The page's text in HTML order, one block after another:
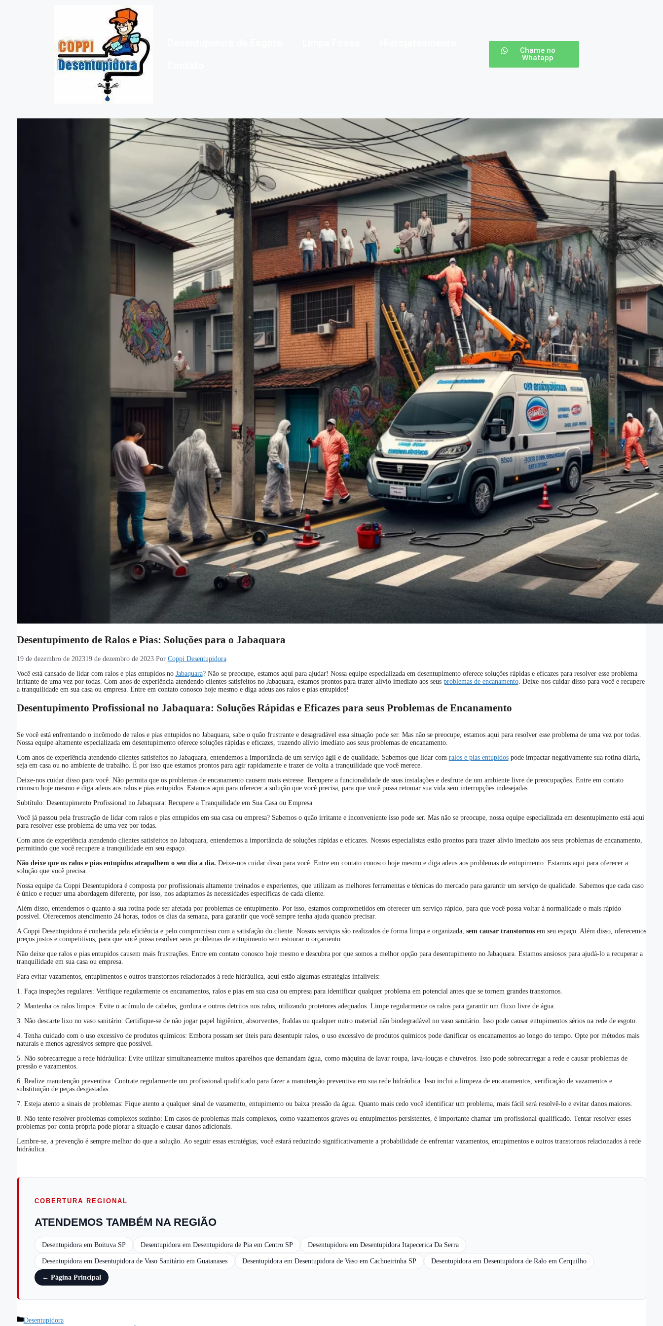
Chame no
Whatapp
Desentupimento de Ralos e Pias: Soluções para o Jabaquara
19 de dezembro de 202319 de dezembro de 2023 Por Coppi Desentupidora
Você está cansado de lidar com ralos e pias entupidos no Jabaquara? Não se preocupe, estamos aqui para ajudar! Nossa equipe especializada em desentupimento oferece soluções rápidas e eficazes para resolver esse problema
irritante de uma vez por todas. Com anos de experiência atendendo clientes satisfeitos no Jabaquara, estamos prontos para trazer alívio imediato aos seus problemas de encanamento. Deixe-nos cuidar disso para você e recupere
a tranquilidade em sua casa ou empresa. Entre em contato conosco hoje mesmo e diga adeus aos ralos e pias entupidos!
Desentupimento Profissional no Jabaquara: Soluções Rápidas e Eficazes para seus Problemas de Encanamento
Se você está enfrentando o incômodo de ralos e pias entupidos no Jabaquara, sabe o quão frustrante e desagradável essa situação pode ser. Mas não se preocupe, estamos aqui para resolver esse problema de uma vez por todas.
Nossa equipe altamente especializada em desentupimento oferece soluções rápidas e eficazes, trazendo alívio imediato aos seus problemas de encanamento.
Com anos de experiência atendendo clientes satisfeitos no Jabaquara, entendemos a importância de um serviço ágil e de qualidade. Sabemos que lidar com ralos e pias entupidospode impactar negativamente sua rotina diária,
seja em casa ou no ambiente de trabalho. É por isso que estamos prontos para agir rapidamente e trazer de volta a tranquilidade que você merece.
Deixe-nos cuidar disso para você. Não permita que os problemas de encanamento causem mais estresse. Recupere a funcionalidade de suas instalações e desfrute de um ambiente livre de preocupações. Entre em contato
conosco hoje mesmo e diga adeus aos ralos e pias entupidos. Estamos aqui para oferecer a solução que você precisa, para que você possa retomar sua vida sem interrupções indesejadas.
Subtítulo: Desentupimento Profissional no Jabaquara: Recupere a Tranquilidade em Sua Casa ou Empresa
Você já passou pela frustração de lidar com ralos e pias entupidos em sua casa ou empresa? Sabemos o quão irritante e inconveniente isso pode ser. Mas não se preocupe, nossa equipe especializada em desentupimento está aqui
para resolver esse problema de uma vez por todas.
Com anos de experiência atendendo clientes satisfeitos no Jabaquara, entendemos a importância de soluções rápidas e eficazes. Nossos especialistas estão prontos para trazer alívio imediato aos seus problemas de encanamento,
permitindo que você recupere a tranquilidade em seu espaço.
Não deixe que os ralos e pias entupidos atrapalhem o seu dia a dia. Deixe-nos cuidar disso para você. Entre em contato conosco hoje mesmo e diga adeus aos problemas de entupimento. Estamos aqui para oferecer a
solução que você precisa.
Nossa equipe da Coppi Desentupidora é composta por profissionais altamente treinados e experientes, que utilizam as melhores ferramentas e técnicas do mercado para garantir um serviço de qualidade. Sabemos que cada caso
é único e requer uma abordagem diferente, por isso, nos adaptamos às necessidades específicas de cada cliente.
Além disso, entendemos o quanto a sua rotina pode ser afetada por problemas de entupimento. Por isso, estamos comprometidos em oferecer um serviço rápido, para que você possa voltar à normalidade o mais rápido
possível. Oferecemos atendimento 24 horas, todos os dias da semana, para garantir que você sempre tenha ajuda quando precisar.
A Coppi Desentupidora é conhecida pela eficiência e pelo compromisso com a satisfação do cliente. Nossos serviços são realizados de forma limpa e organizada, sem causar transtornosem seu espaço. Além disso, oferecemos
preços justos e competitivos, para que você possa resolver seus problemas de entupimento sem estourar o orçamento.
Não deixe que ralos e pias entupidos causem mais frustrações. Entre em contato conosco hoje mesmo e descubra por que somos a melhor opção para desentupimento no Jabaquara. Estamos ansiosos para ajudá-lo a recuperar a
tranquilidade em sua casa ou empresa.
Para evitar vazamentos, entupimentos e outros transtornos relacionados à rede hidráulica, aqui estão algumas estratégias infalíveis:
1. Faça inspeções regulares: Verifique regularmente os encanamentos, ralos e pias em sua casa ou empresa para identificar qualquer problema em potencial antes que se tornem grandes transtornos.
2. Mantenha os ralos limpos: Evite o acúmulo de cabelos, gordura e outros detritos nos ralos, utilizando protetores adequados. Limpe regularmente os ralos para garantir um fluxo livre de água.
3. Não descarte lixo no vaso sanitário: Certifique-se de não jogar papel higiênico, absorventes, fraldas ou qualquer outro material não biodegradável no vaso sanitário. Isso pode causar entupimentos sérios na rede de esgoto.
4. Tenha cuidado com o uso excessivo de produtos químicos: Embora possam ser úteis para desentupir ralos, o uso excessivo de produtos químicos pode danificar os encanamentos ao longo do tempo. Opte por métodos mais
naturais e menos agressivos sempre que possível.
5. Não sobrecarregue a rede hidráulica: Evite utilizar simultaneamente muitos aparelhos que demandam água, como máquina de lavar roupa, lava-louças e chuveiros. Isso pode sobrecarregar a rede e causar problemas de
pressão e vazamentos.
6. Realize manutenção preventiva: Contrate regularmente um profissional qualificado para fazer a manutenção preventiva em sua rede hidráulica. Isso inclui a limpeza de encanamentos, verificação de vazamentos e
substituição de peças desgastadas.
7. Esteja atento a sinais de problemas: Fique atento a qualquer sinal de vazamento, entupimento ou baixa pressão da água. Quanto mais cedo você identificar um problema, mais fácil será resolvê-lo e evitar danos maiores.
8. Não tente resolver problemas complexos sozinho: Em casos de problemas mais complexos, como vazamentos graves ou entupimentos persistentes, é importante chamar um profissional qualificado. Tentar resolver esses
problemas por conta própria pode piorar a situação e causar danos adicionais.
Lembre-se, a prevenção é sempre melhor do que a solução. Ao seguir essas estratégias, você estará reduzindo significativamente a probabilidade de enfrentar vazamentos, entupimentos e outros transtornos relacionados à rede
hidráulica.
COBERTURA REGIONAL
ATENDEMOS TAMBÉM NA REGIÃO
Desentupidora em Boituva SP Desentupidora em Desentupidora de Pia em Centro SP Desentupidora em Desentupidora Itapecerica Da Serra
Desentupidora em Desentupidora de Vaso Sanitário em Guaianases Desentupidora em Desentupidora de Vaso em Cachoeirinha SP Desentupidora em Desentupidora de Ralo em Cerquilho
← Página Principal
Desentupidora